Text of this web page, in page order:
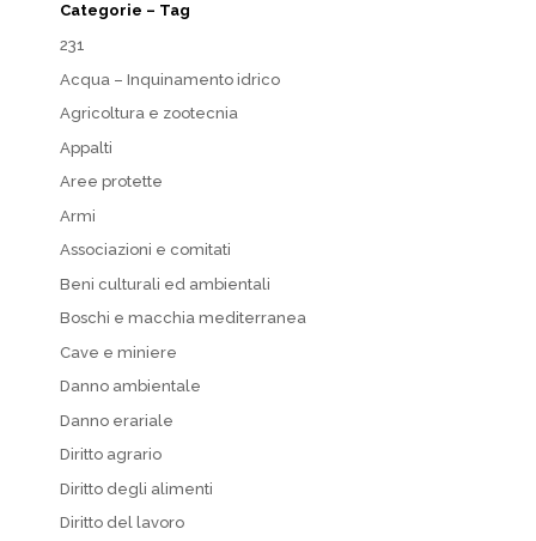
Categorie – Tag
231
Acqua – Inquinamento idrico
Agricoltura e zootecnia
Appalti
Aree protette
Armi
Associazioni e comitati
Beni culturali ed ambientali
Boschi e macchia mediterranea
Cave e miniere
Danno ambientale
Danno erariale
Diritto agrario
Diritto degli alimenti
Diritto del lavoro